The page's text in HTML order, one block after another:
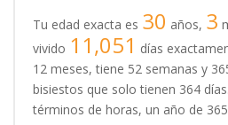
Tu edad exacta es 30 años, 3
vivido 11,051 días
12 meses, tiene 52 semanas y
bisiestos que solo tienen 364
términos de horas, un año de